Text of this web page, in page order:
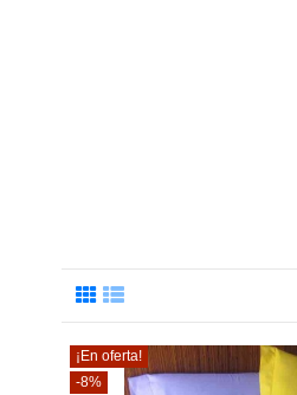
¡En oferta!
-8%